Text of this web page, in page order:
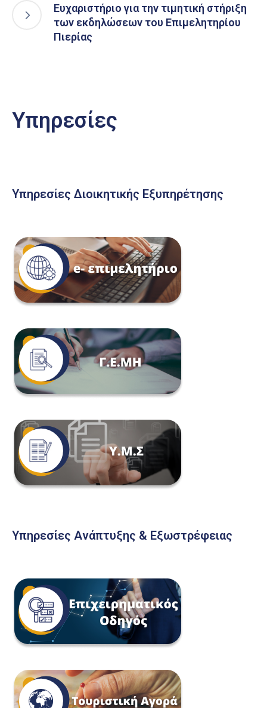
Ευχαριστήριο για την τιμητική στήριξη
των εκδηλώσεων του Επιμελητηρίου
Πιερίας
Υπηρεσίες
Υπηρεσίες Διοικητικής Εξυπηρέτησης
Υπηρεσίες Ανάπτυξης & Εξωστρέφειας